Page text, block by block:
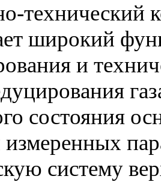
технический
широкий
и
состояния
измеренных
систему